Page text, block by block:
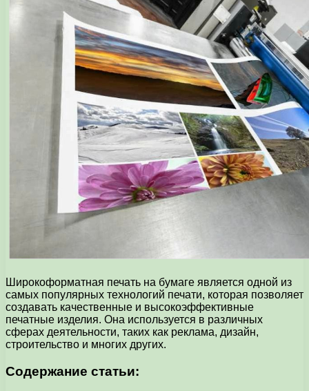
Широкоформатная печать на бумаге является одной из
самых популярных технологий печати, которая позволяет
создавать качественные и высокоэффективные
печатные изделия. Она используется в различных
сферах деятельности, таких как реклама, дизайн,
строительство и многих других.
Содержание статьи: